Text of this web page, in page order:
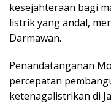
kesejahteraan bagi
listrik yang andal,
Darmawan.
Penandatanganan
percepatan
ketenagalistrikan di